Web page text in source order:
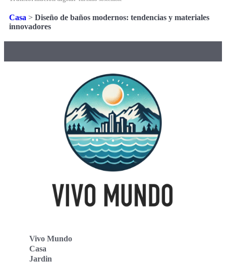
Casa > Diseño de baños modernos: tendencias y materiales
innovadores
Vivo Mundo
Casa
Jardin